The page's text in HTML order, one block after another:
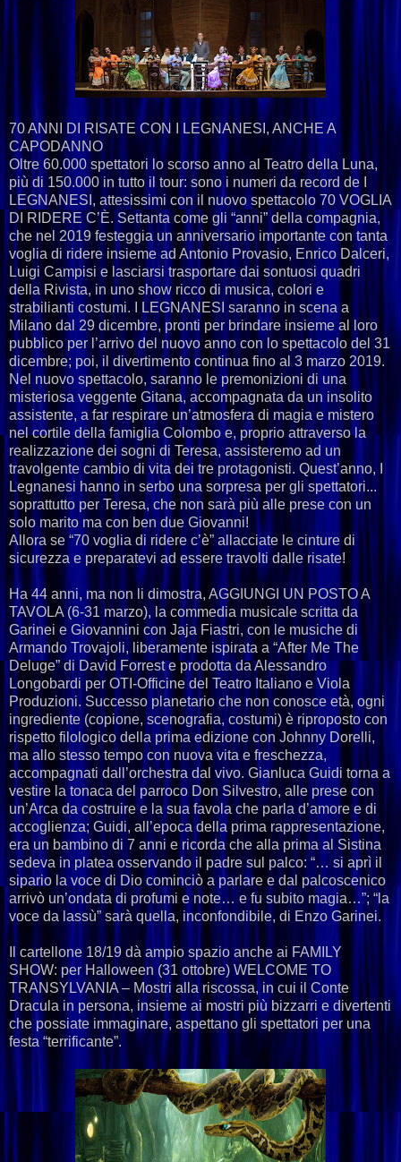
70 ANNI DI RISATE CON I LEGNANESI, ANCHE A
CAPODANNO
Oltre 60.000 spettatori lo scorso anno al Teatro della Luna,
più di 150.000 in tutto il tour: sono i numeri da record de I
LEGNANESI, attesissimi con il nuovo spettacolo 70 VOGLIA
DI RIDERE C’È. Settanta come gli “anni” della compagnia,
che nel 2019 festeggia un anniversario importante con tanta
voglia di ridere insieme ad Antonio Provasio, Enrico Dalceri,
Luigi Campisi e lasciarsi trasportare dai sontuosi quadri
della Rivista, in uno show ricco di musica, colori e
strabilianti costumi. I LEGNANESI saranno in scena a
Milano dal 29 dicembre, pronti per brindare insieme al loro
pubblico per l’arrivo del nuovo anno con lo spettacolo del 31
dicembre; poi, il divertimento continua fino al 3 marzo 2019.
Nel nuovo spettacolo, saranno le premonizioni di una
misteriosa veggente Gitana, accompagnata da un insolito
assistente, a far respirare un’atmosfera di magia e mistero
nel cortile della famiglia Colombo e, proprio attraverso la
realizzazione dei sogni di Teresa, assisteremo ad un
travolgente cambio di vita dei tre protagonisti. Quest’anno, I
Legnanesi hanno in serbo una sorpresa per gli spettatori...
soprattutto per Teresa, che non sarà più alle prese con un
solo marito ma con ben due Giovanni!
Allora se “70 voglia di ridere c’è” allacciate le cinture di
sicurezza e preparatevi ad essere travolti dalle risate!
Ha 44 anni, ma non li dimostra, AGGIUNGI UN POSTO A
TAVOLA (6-31 marzo), la commedia musicale scritta da
Garinei e Giovannini con Jaja Fiastri, con le musiche di
Armando Trovajoli, liberamente ispirata a “After Me The
Deluge” di David Forrest e prodotta da Alessandro
Longobardi per OTI-Officine del Teatro Italiano e Viola
Produzioni. Successo planetario che non conosce età, ogni
ingrediente (copione, scenografia, costumi) è riproposto con
rispetto filologico della prima edizione con Johnny Dorelli,
ma allo stesso tempo con nuova vita e freschezza,
accompagnati dall’orchestra dal vivo. Gianluca Guidi torna a
vestire la tonaca del parroco Don Silvestro, alle prese con
un’Arca da costruire e la sua favola che parla d’amore e di
accoglienza; Guidi, all’epoca della prima rappresentazione,
era un bambino di 7 anni e ricorda che alla prima al Sistina
sedeva in platea osservando il padre sul palco: “… si aprì il
sipario la voce di Dio cominciò a parlare e dal palcoscenico
arrivò un’ondata di profumi e note… e fu subito magia…”; “la
voce da lassù” sarà quella, inconfondibile, di Enzo Garinei.
Il cartellone 18/19 dà ampio spazio anche ai FAMILY
SHOW: per Halloween (31 ottobre) WELCOME TO
TRANSYLVANIA – Mostri alla riscossa, in cui il Conte
Dracula in persona, insieme ai mostri più bizzarri e divertenti
che possiate immaginare, aspettano gli spettatori per una
festa “terrificante”.